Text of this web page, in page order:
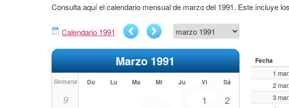
Consulta aquí el calendario mensual de marzo del 1991. Este incluye
Calendario 1991
Marzo 1991
Semana Do Lu Ma Mi Ju Vi Sá
9 1 2
Fecha
1
2
3